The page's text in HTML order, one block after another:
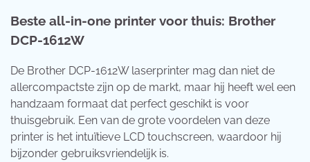
Beste all-in-one printer voor thuis: Brother
DCP-1612W
De Brother DCP-1612W laserprinter mag dan niet de
allercompactste zijn op de markt, maar hij heeft wel een
handzaam formaat dat perfect geschikt is voor
thuisgebruik. Een van de grote voordelen van deze
printer is het intuïtieve LCD touchscreen, waardoor hij
bijzonder gebruiksvriendelijk is.